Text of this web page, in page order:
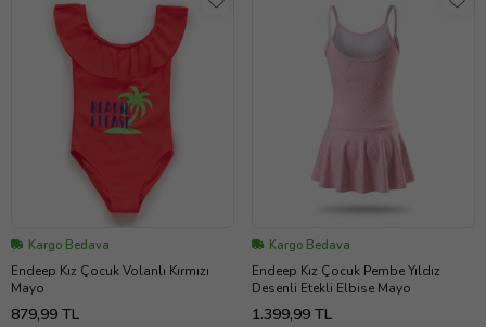
Kargo Bedava
Endeep Kız Çocuk Volanlı Kırmızı
Mayo
879,99 TL
Kargo Bedava
Endeep Kız Çocuk Pembe Yıldız
Desenli Etekli Elbise Mayo
1.399,99 TL